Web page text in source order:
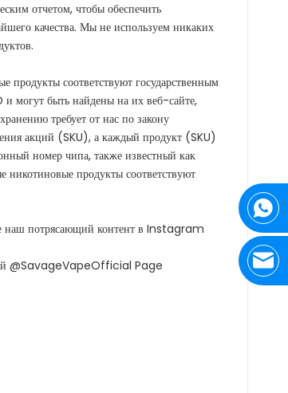
отчетом, чтобы обеспечить
качества. Мы не используем никаких
соответствуют государственным
могут быть найдены на их веб-сайте,
требует от нас по закону
акций (SKU), а каждый продукт (SKU)
номер чипа, также известный как
продукты соответствуют
наш потрясающий контент в Instagram
@SavageVapeOfficial Page